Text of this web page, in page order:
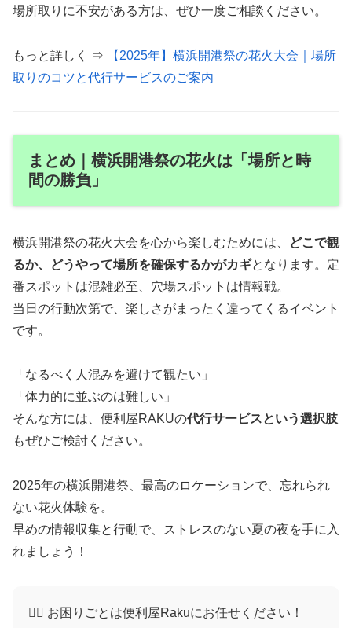
場所取りに不安がある方は、ぜひ一度ご相談ください。
もっと詳しく ⇒
【2025年】横浜開港祭の花火大会｜場所
取りのコツと代行サービスのご案内
まとめ｜横浜開港祭の花火は「場所と時
間の勝負」
横浜開港祭の花火大会を心から楽しむためには、
どこで観
るか、どうやって場所を確保するかがカギとなります。定
番スポットは混雑必至、穴場スポットは情報戦。
当日の行動次第で、楽しさがまったく違ってくるイベント
です。
「なるべく人混みを避けて観たい」
「体力的に並ぶのは難しい」
そんな方には、便利屋RAKUの代行サービスという選択肢
もぜひご検討ください。
2025年の横浜開港祭、最高のロケーションで、忘れられ
ない花火体験を。
早めの情報収集と行動で、ストレスのない夏の夜を手に入
れましょう！
🙋‍♀️ お困りごとは便利屋Rakuにお任せください！